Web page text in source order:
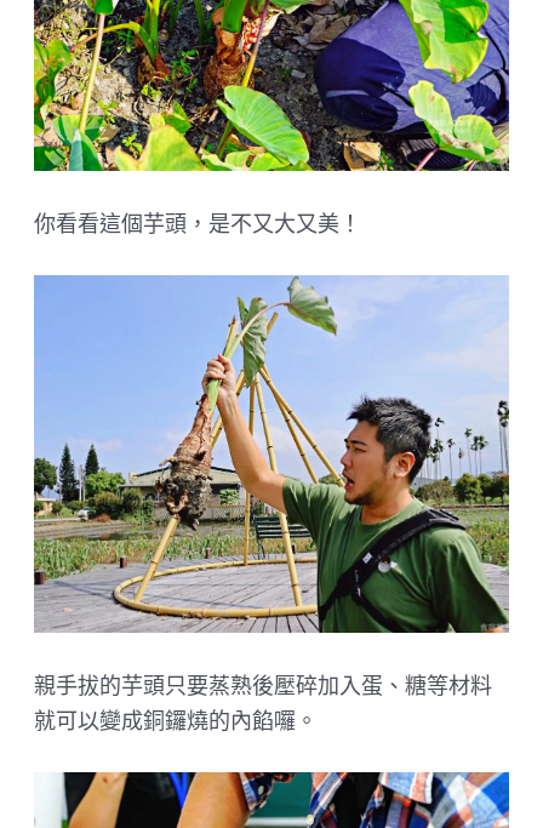
你看看這個芋頭，是不又大又美！
親手拔的芋頭只要蒸熟後壓碎加入蛋、糖等材料
就可以變成銅鑼燒的內餡囉。